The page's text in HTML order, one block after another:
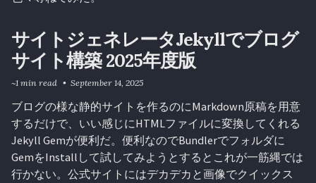
サイトジェネレータJekyllでブログ
サイト構築 2025年度版
ブログの様な静的サイトを作るのにMarkdown原稿を用意
するだけで、いい感じにHTMLファイルに変換してくれる
Jekyll Gemが便利だ。便利なのでBundlerでフォルダに
GemをInstallして試してみようとするとこれが一筋縄では
行かない。公式サイトにはデカデカと画像でクイックス
~1 min read September 14, 2025